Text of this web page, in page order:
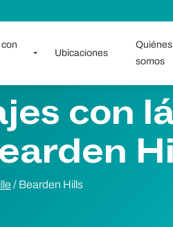
Ubicaciones
Quiénes
somos
con
/ Bearden Hills